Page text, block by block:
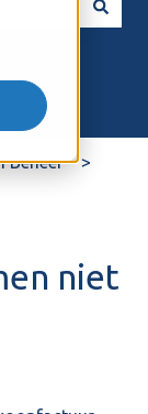
Beheer
niet